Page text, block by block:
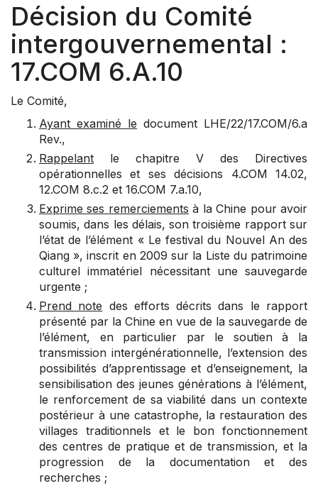
Décision du Comité
intergouvernemental :
17.COM 6.A.10
Le Comité,
Ayant examiné le document LHE/22/17.COM/6.a
Rev.,
Rappelant le chapitre V des Directives
opérationnelles et ses décisions 4.COM 14.02,
12.COM 8.c.2 et 16.COM 7.a.10,
Exprime ses remerciements à la Chine pour avoir
soumis, dans les délais, son troisième rapport sur
l’état de l’élément « Le festival du Nouvel An des
Qiang », inscrit en 2009 sur la Liste du patrimoine
culturel immatériel nécessitant une sauvegarde
urgente ;
Prend note des efforts décrits dans le rapport
présenté par la Chine en vue de la sauvegarde de
l’élément, en particulier par le soutien à la
transmission intergénérationnelle, l’extension des
possibilités d’apprentissage et d’enseignement, la
sensibilisation des jeunes générations à l’élément,
le renforcement de sa viabilité dans un contexte
postérieur à une catastrophe, la restauration des
villages traditionnels et le bon fonctionnement
des centres de pratique et de transmission, et la
progression de la documentation et des
recherches ;